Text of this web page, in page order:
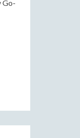
Go-